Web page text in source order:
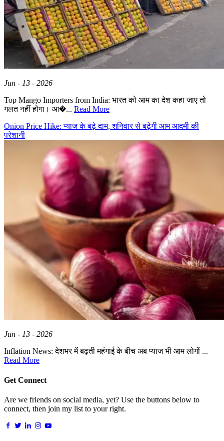
Jun - 13 - 2026
Top Mango Importers from India: भारत को आम का देश कहा जाए तो
गलत नहीं होगा। आ�... Read More
Onion Price Hike: प्याज के बढ़े दाम, शनिवार से बढ़ेगी आम आदमी की
परेशानी
Jun - 13 - 2026
Inflation News: देशभर में बढ़ती महंगाई के बीच अब प्याज भी आम लोगों ...
Read More
Get Connect
Are we friends on social media, yet? Use the buttons below to
connect, then join my list to your right.